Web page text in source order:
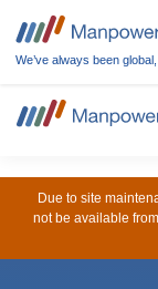
We’ve always been
Due to site
not be available